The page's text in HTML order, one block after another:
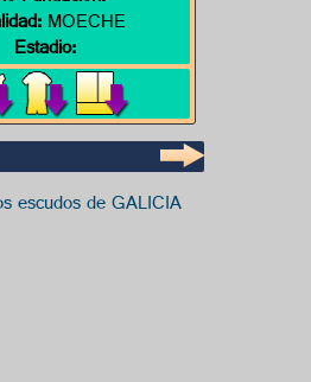
MOECHE
Estadio:
escudos de GALICIA